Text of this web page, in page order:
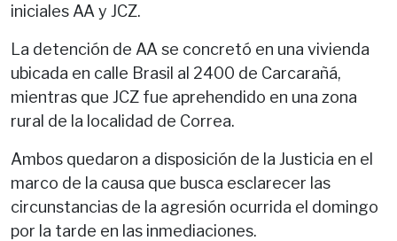
iniciales AA y JCZ.
La detención de AA se concretó en una vivienda
ubicada en calle Brasil al 2400 de Carcarañá,
mientras que JCZ fue aprehendido en una zona
rural de la localidad de Correa.
Ambos quedaron a disposición de la Justicia en el
marco de la causa que busca esclarecer las
circunstancias de la agresión ocurrida el domingo
por la tarde en las inmediaciones.